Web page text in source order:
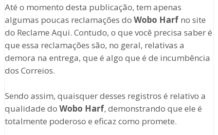
Até o momento desta publicação, tem apenas
algumas poucas reclamações do Wobo Harfno site
do Reclame Aqui. Contudo, o que você precisa saber é
que essa reclamações são, no geral, relativas a
demora na entrega, que é algo que é de incumbência
dos Correios.
Sendo assim, quaisquer desses registros é relativo a
qualidade do Wobo Harf, demonstrando que ele é
totalmente poderoso e eficaz como promete.